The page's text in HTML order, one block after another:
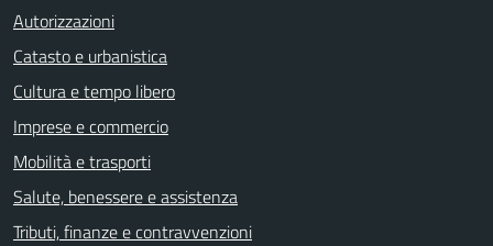
Autorizzazioni
Catasto e urbanistica
Cultura e tempo libero
Imprese e commercio
Mobilità e trasporti
Salute, benessere e assistenza
Tributi, finanze e contravvenzioni